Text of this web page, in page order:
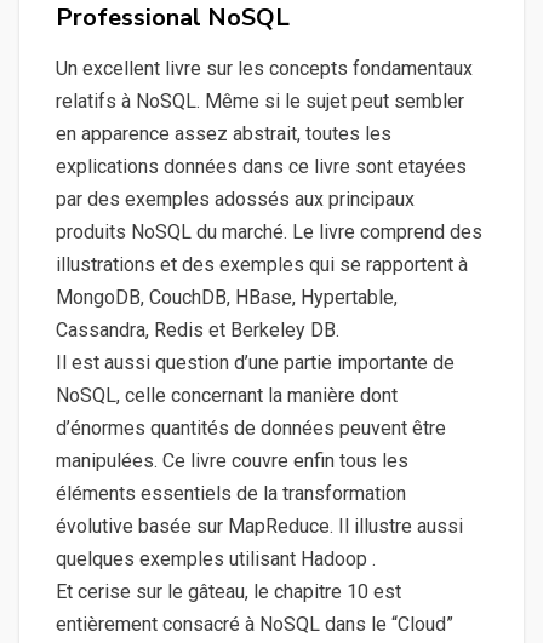
Professional NoSQL
Un excellent livre sur les concepts fondamentaux
relatifs à NoSQL. Même si le sujet peut sembler
en apparence assez abstrait, toutes les
explications données dans ce livre sont etayées
par des exemples adossés aux principaux
produits NoSQL du marché. Le livre comprend des
illustrations et des exemples qui se rapportent à
MongoDB, CouchDB, HBase, Hypertable,
Cassandra, Redis et Berkeley DB.
Il est aussi question d’une partie importante de
NoSQL, celle concernant la manière dont
d’énormes quantités de données peuvent être
manipulées. Ce livre couvre enfin tous les
éléments essentiels de la transformation
évolutive basée sur MapReduce. Il illustre aussi
quelques exemples utilisant Hadoop .
Et cerise sur le gâteau, le chapitre 10 est
entièrement consacré à NoSQL dans le “Cloud”